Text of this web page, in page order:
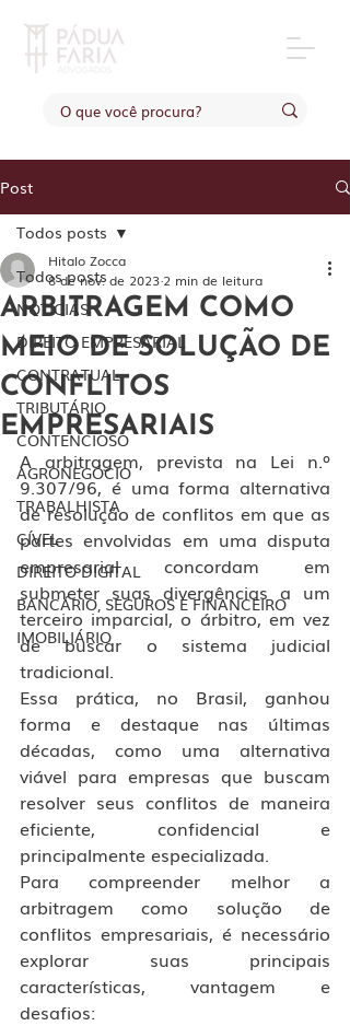
Post
Todos posts
NOTÍCIAS
DIREITO EMPRESARIAL
CONTRATUAL
TRIBUTÁRIO
CONTENCIOSO
AGRONEGÓCIO
TRABALHISTA
CÍVEL
DIREITO DIGITAL
BANCÁRIO, SEGUROS E FINANCEIRO
IMOBILIÁRIO
Todos posts
ARBITRAGEM COMO
MEIO DE SOLUÇÃO DE
CONFLITOS
EMPRESARIAIS
Hitalo Zocca
8 de nov. de 2023 2 min de leitura
A arbitragem, prevista na Lei n.º
9.307/96, é uma forma alternativa
de resolução de conflitos em que as
partes envolvidas em uma disputa
empresarial concordam em
submeter suas divergências a um
terceiro imparcial, o árbitro, em vez
de buscar o sistema judicial
tradicional.
Essa prática, no Brasil, ganhou
forma e destaque nas últimas
décadas, como uma alternativa
viável para empresas que buscam
resolver seus conflitos de maneira
eficiente, confidencial e
principalmente especializada.
Para compreender melhor a
arbitragem como solução de
conflitos empresariais, é necessário
explorar suas principais
características, vantagem e
desafios: